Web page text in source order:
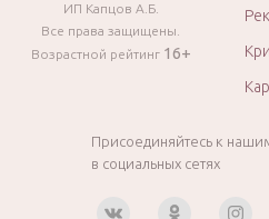
ИП Капцов А.Б.
Все права защищены.
Возрастной рейтинг 16+
Присоединяйтесь к
в социальных сетях